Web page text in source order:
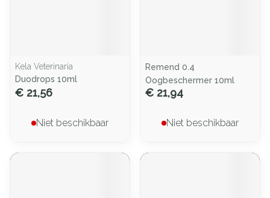
Kela Veterinaria
Duodrops 10ml
€ 21,56
Niet beschikbaar
Remend 0.4
Oogbeschermer 10ml
€ 21,94
Niet beschikbaar